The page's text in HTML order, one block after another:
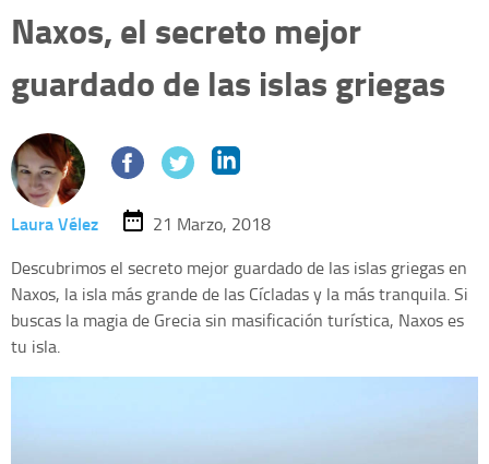
Naxos, el secreto mejor
guardado de las islas griegas
Laura Vélez
21 Marzo, 2018
Descubrimos el secreto mejor guardado de las islas griegas en
Naxos, la isla más grande de las Cícladas y la más tranquila. Si
buscas la magia de Grecia sin masificación turística, Naxos es
tu isla.